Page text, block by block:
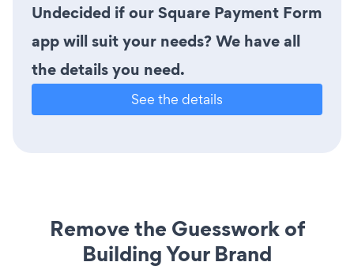
Undecided if our Square Payment Form
app will suit your needs? We have all
the details you need.
See the details
Remove the Guesswork of
Building Your Brand